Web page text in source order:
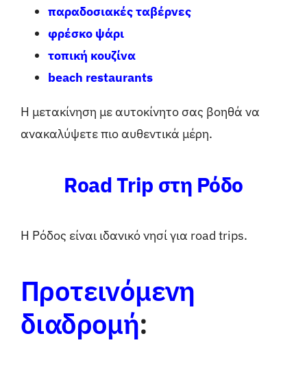
παραδοσιακές ταβέρνες
φρέσκο ψάρι
τοπική κουζίνα
beach restaurants
Η μετακίνηση με αυτοκίνητο σας βοηθά να
ανακαλύψετε πιο αυθεντικά μέρη.
Road Trip στη Ρόδο
Η Ρόδος είναι ιδανικό νησί για road trips.
Προτεινόμενη
διαδρομή: